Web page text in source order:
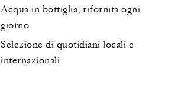
Acqua in bottiglia, rifornita ogni
giorno
Selezione di quotidiani locali e
internazionali